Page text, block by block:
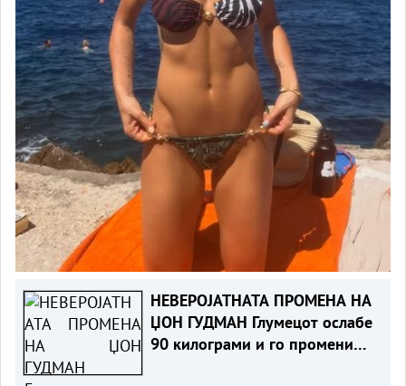
НЕВЕРОЈАТНАТА ПРОМЕНА НА
ЏОН ГУДМАН Глумецот ослабе
90 килограми и го промени